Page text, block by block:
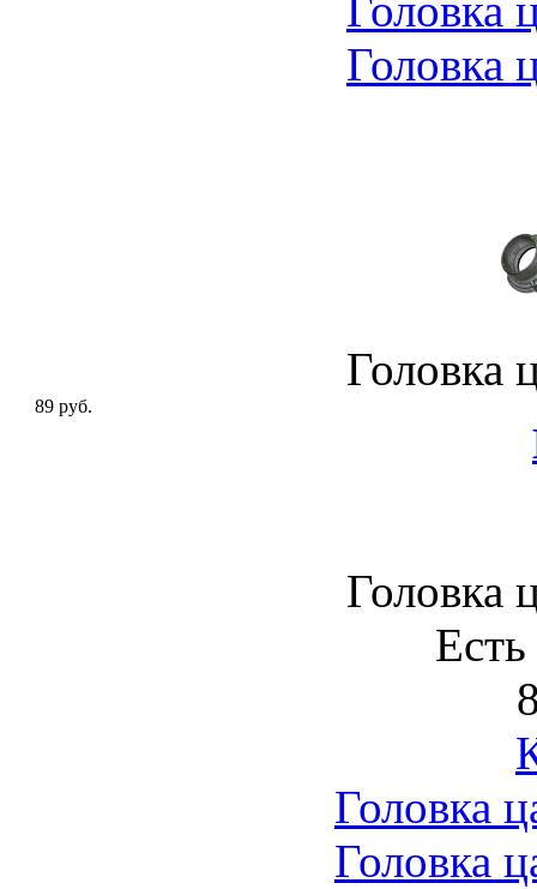
Головка
Головка
Головка
89 руб.
Головка
Головка
Головка